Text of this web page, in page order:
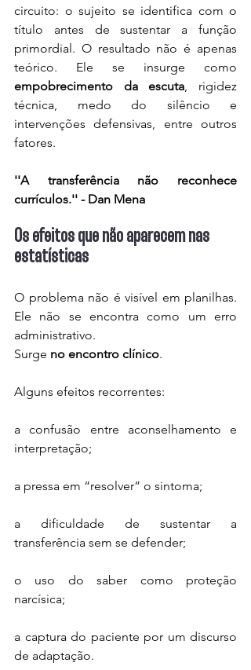
circuito: o sujeito se identifica com o
título antes de sustentar a função
primordial. O resultado não é apenas
empobrecimento da escuta , rigidez
técnica, medo do silêncio e
intervenções defensivas, entre outros
fatores.
''A transferência não reconhece
currículos.'' - Dan Mena
Os efeitos que não aparecem nas
estatísticas
O problema não é visível em planilhas.
Ele não se encontra como um erro
administrativo.
Surge no encontro clínico.
Alguns efeitos recorrentes:
a confusão entre aconselhamento e
interpretação;
a pressa em “resolver” o sintoma;
a dificuldade de sustentar a
transferência sem se defender;
o uso do saber como proteção
narcísica;
a captura do paciente por um discurso
de adaptação.